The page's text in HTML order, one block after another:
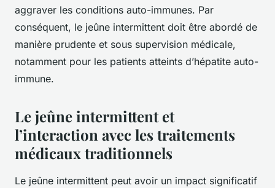
aggraver les conditions auto-immunes. Par
conséquent, le jeûne intermittent doit être abordé de
manière prudente et sous supervision médicale,
notamment pour les patients atteints d’hépatite auto-
immune.
Le jeûne intermittent et
l’interaction avec les traitements
médicaux traditionnels
Le jeûne intermittent peut avoir un impact significatif